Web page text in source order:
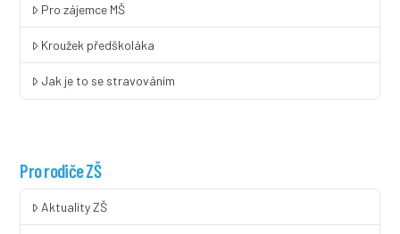
Pro zájemce MŠ
Kroužek předškoláka
Jak je to se stravováním
Pro rodiče ZŠ
Aktuality ZŠ